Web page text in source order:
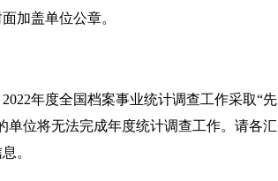
加盖单位公章。
年度全国档案事业统计调查工作采取“先
单位将无法完成年度统计调查工作。请各汇
。